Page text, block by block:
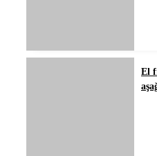
El